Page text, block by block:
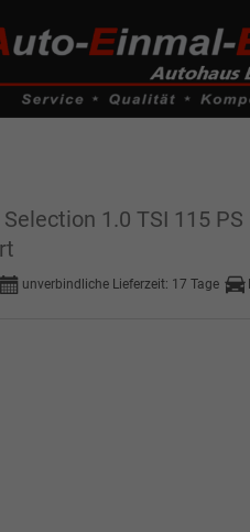
Points to
Selection 1.0 TSI 115
unverbindliche Lieferzeit: 17 Tage